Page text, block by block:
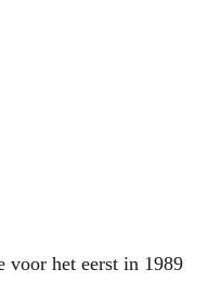
voor het eerst in 1989